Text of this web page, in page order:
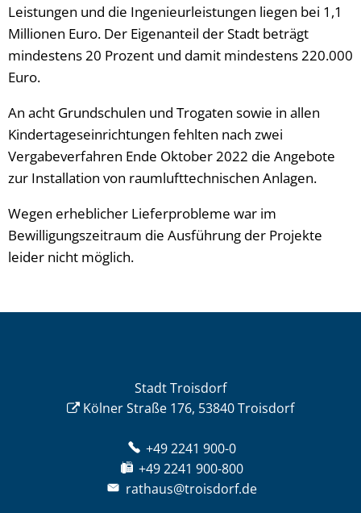
Leistungen und die Ingenieurleistungen liegen bei 1,1
Millionen Euro. Der Eigenanteil der Stadt beträgt
mindestens 20 Prozent und damit mindestens 220.000
Euro.
An acht Grundschulen und Trogaten sowie in allen
Kindertageseinrichtungen fehlten nach zwei
Vergabeverfahren Ende Oktober 2022 die Angebote
zur Installation von raumlufttechnischen Anlagen.
Wegen erheblicher Lieferprobleme war im
Bewilligungszeitraum die Ausführung der Projekte
leider nicht möglich.
Stadt Troisdorf
Kölner Straße 176, 53840 Troisdorf
+49 2241 900-0
+49 2241 900-800
rathaus@troisdorf.de